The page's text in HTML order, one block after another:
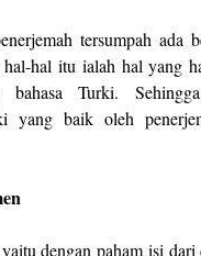
tersumpah ada
hal itu ialah hal yang
bahasa Turki.
yang baik oleh
dengan paham isi